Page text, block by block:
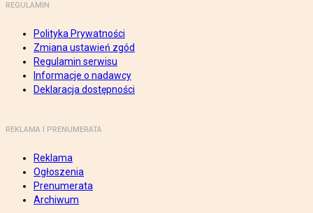
REGULAMIN
Polityka Prywatności
Zmiana ustawień zgód
Regulamin serwisu
Informacje o nadawcy
Deklaracja dostępności
REKLAMA I PRENUMERATA
Reklama
Ogłoszenia
Prenumerata
Archiwum